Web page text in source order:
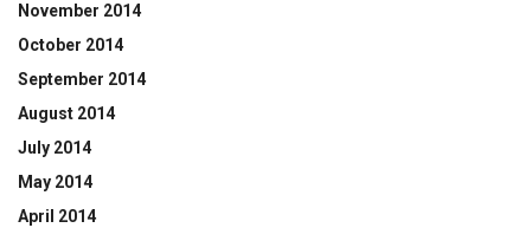
November 2014
October 2014
September 2014
August 2014
July 2014
May 2014
April 2014